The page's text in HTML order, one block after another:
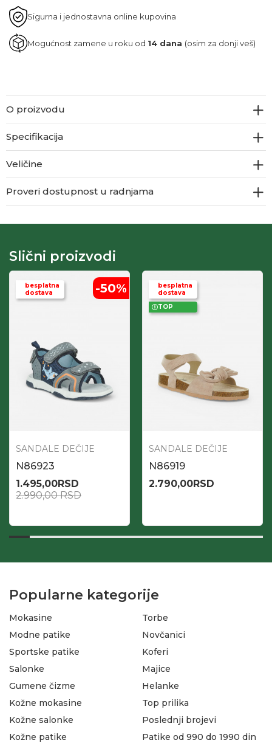
Sigurna i jednostavna online kupovina
Mogućnost zamene u roku od 14 dana (osim za donji veš)
O proizvodu
Specifikacija
Veličine
Proveri dostupnost u radnjama
Slični proizvodi
besplatna
dostava
-50%
SANDALE DEČIJE
N86923
1.495,00RSD
2.990,00RSD
besplatna
dostava
TOP
SANDALE DEČIJE
N86919
2.790,00RSD
Popularne kategorije
Mokasine
Modne patike
Sportske patike
Salonke
Gumene čizme
Torbe
Novčanici
Koferi
Majice
Helanke
Kožne mokasine
Kožne salonke
Kožne patike
Top prilika
Poslednji brojevi
Patike od 990 do 1990 din